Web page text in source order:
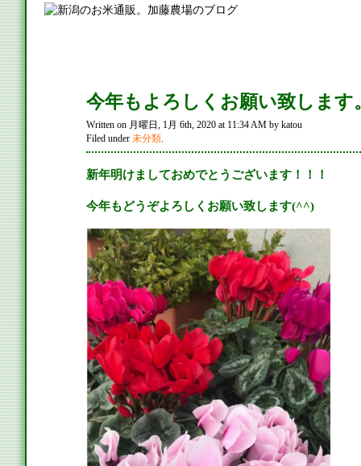
今年もよろしくお願い致します
Written on 月曜日, 1月 6th, 2020 at 11:34 AM by katou
Filed under 未分類.
新年明けましておめでとうございます！！！
今年もどうぞよろしくお願い致します(^^)